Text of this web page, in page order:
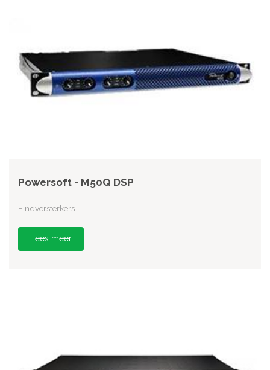
Powersoft - M50Q DSP
Eindversterkers
Lees meer